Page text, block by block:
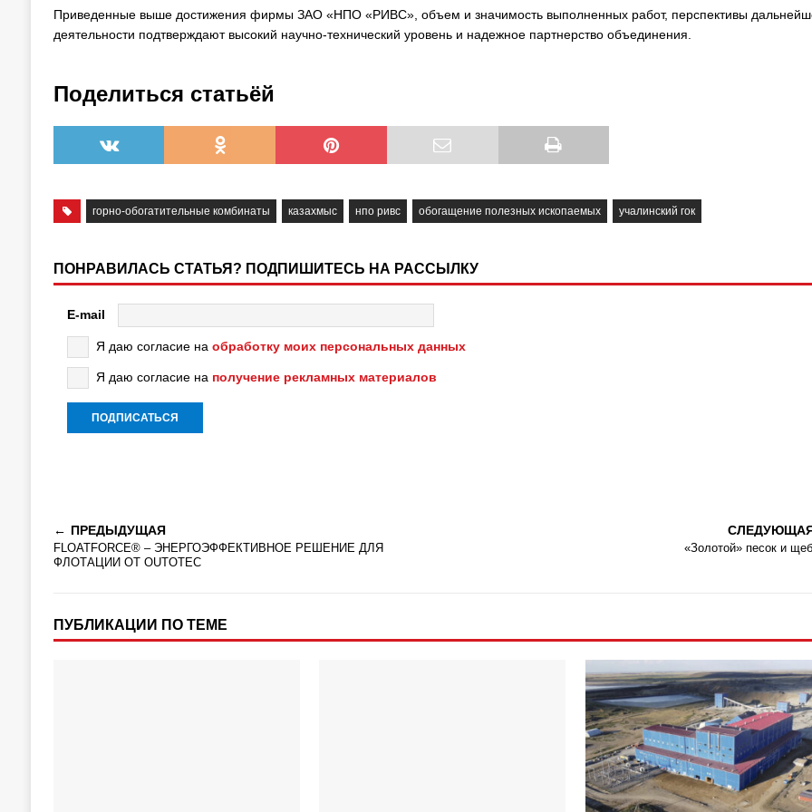
Приведенные выше достижения фирмы ЗАО «НПО «РИВС», объем и значимость выполненных работ, перспективы
деятельности подтверждают высокий научно-технический уровень и надежное партнерство объединения.
Поделиться статьёй
горно-обогатительные комбинаты казахмыс нпо ривс обогащение полезных ископаемых учалинский гок
ПОНРАВИЛАСЬ СТАТЬЯ? ПОДПИШИТЕСЬ НА РАССЫЛКУ
E-mail
Я даю согласие на обработку моих персональных данных
Я даю согласие на получение рекламных материалов
ПРЕДЫДУЩАЯ
FLOATFORCE® – ЭНЕРГОЭФФЕКТИВНОЕ РЕШЕНИЕ ДЛЯ
ФЛОТАЦИИ ОТ OUTOTEC
«Золотой» песок и
ПУБЛИКАЦИИ ПО ТЕМЕ